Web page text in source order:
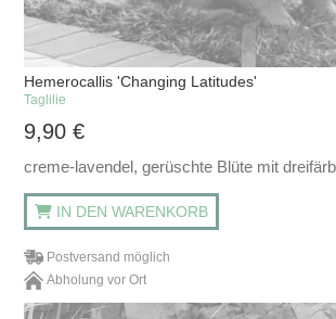
Hemerocallis 'Changing Latitudes'
Taglilie
9,90€
creme-lavendel, gerüschte Blüte mit
IN DEN WARENKORB
Postversand möglich
Abholung vor Ort